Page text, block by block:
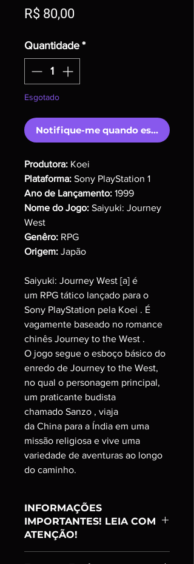
R$ 80,00Preço
Quantidade *
Esgotado
Notifique-me quando estiver
Produtora: Koei
Plataforma: Sony PlayStation 1
Ano de Lançamento: 1999
Nome do Jogo: Saiyuki: Journey
West
Genêro: RPG
Origem: Japão
Saiyuki: Journey West [a] é
um RPG tático lançado para o
Sony PlayStation pela Koei . É
vagamente baseado no romance
chinês Journey to the West .
O jogo segue o esboço básico do
enredo de Journey to the West,
no qual o personagem principal,
um praticante budista
chamado Sanzo , viaja
da China para a Índia em uma
missão religiosa e vive uma
variedade de aventuras ao longo
do caminho.
INFORMAÇÕES
IMPORTANTES! LEIA COM
ATENÇÃO!